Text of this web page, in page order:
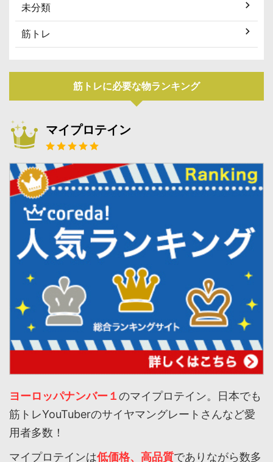
未分類
筋トレ
筋トレに必要な物ランキング
マイプロテイン
ヨーロッパナンバー１のマイプロテイン。日本でも
筋トレYouTuberのサイヤマングレートさんなど愛
用者多数！
マイプロテインは低価格、高品質でありながら数多